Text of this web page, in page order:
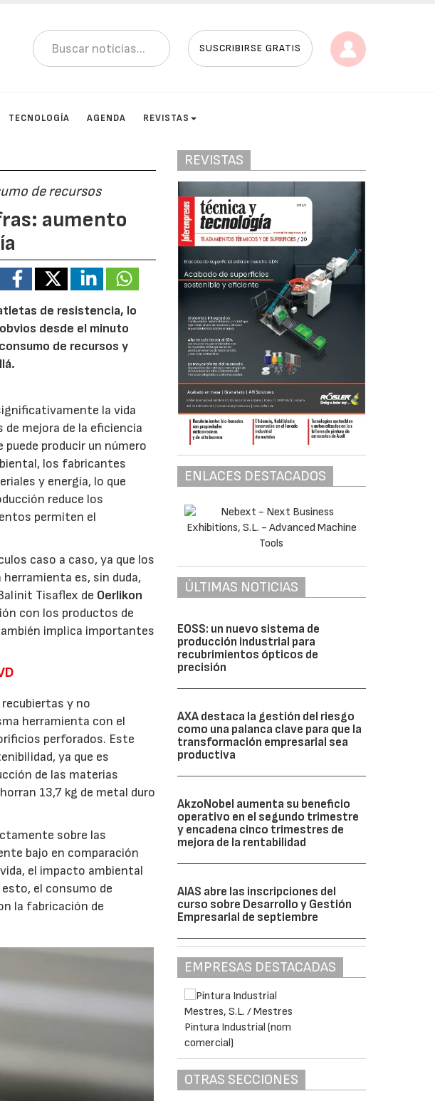
SUSCRIBIRSE GRATIS
TECNOLOGÍA AGENDA REVISTAS
de recursos
aumento
de resistencia, lo
desde el minuto
de recursos y
la vida
mejora de la eficiencia
producir un número
los fabricantes
y energía, lo que
reduce los
permiten el
caso a caso, ya que los
es, sin duda,
Tisaflex de Oerlikon
con los productos de
implica importantes
y no
herramienta con el
perforados. Este
ya que es
de las materias
13,7 kg de metal duro
sobre las
bajo en comparación
el impacto ambiental
el consumo de
la fabricación de
REVISTAS
ENLACES DESTACADOS
ÚLTIMAS NOTICIAS
EOSS: un nuevo sistema de
producción industrial para
recubrimientos ópticos de
precisión
AXA destaca la gestión del riesgo
como una palanca clave para que la
transformación empresarial sea
productiva
AkzoNobel aumenta su beneficio
operativo en el segundo trimestre
y encadena cinco trimestres de
mejora de la rentabilidad
AIAS abre las inscripciones del
curso sobre Desarrollo y Gestión
Empresarial de septiembre
EMPRESAS DESTACADAS
OTRAS SECCIONES